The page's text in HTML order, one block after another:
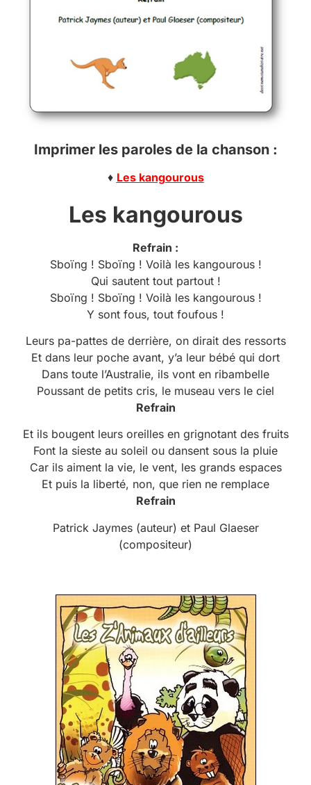
Imprimer les paroles de la chanson :
♦ Les kangourous
Les kangourous
Refrain :
Sboïng ! Sboïng ! Voilà les kangourous !
Qui sautent tout partout !
Sboïng ! Sboïng ! Voilà les kangourous !
Y sont fous, tout foufous !
Leurs pa-pattes de derrière, on dirait des ressorts
Et dans leur poche avant, y’a leur bébé qui dort
Dans toute l’Australie, ils vont en ribambelle
Poussant de petits cris, le museau vers le ciel
Refrain
Et ils bougent leurs oreilles en grignotant des fruits
Font la sieste au soleil ou dansent sous la pluie
Car ils aiment la vie, le vent, les grands espaces
Et puis la liberté, non, que rien ne remplace
Refrain
Patrick Jaymes (auteur) et Paul Glaeser
(compositeur)